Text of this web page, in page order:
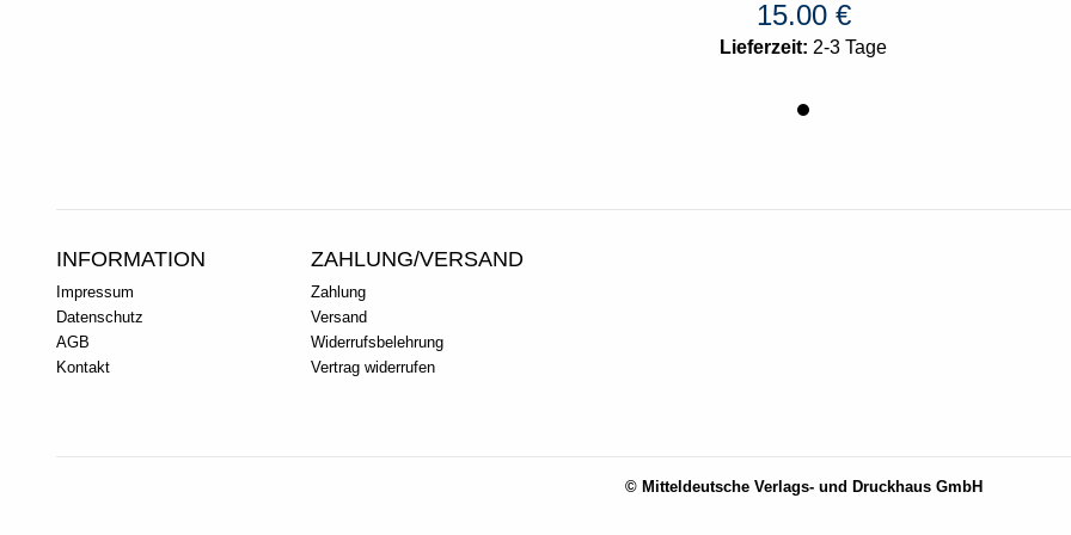
15.00 €
Lieferzeit: 2-3 Tage
INFORMATION
Impressum
Datenschutz
AGB
Kontakt
ZAHLUNG/VERSAND
Zahlung
Versand
Widerrufsbelehrung
Vertrag widerrufen
© Mitteldeutsche Verlags- und Druckhaus GmbH